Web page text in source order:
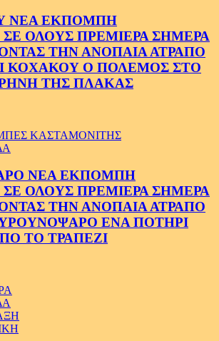
ΝΕΑ ΕΚΠΟΜΠΗ
ΟΛΟΥΣ ΠΡΕΜΙΕΡΑ ΣΗΜΕΡΑ
ΤΗΝ ΑΝΟΠΑΙΑ ΑΤΡΑΠΟ
ΚΟΧΑΚΟΥ Ο ΠΟΛΕΜΟΣ ΣΤΟ
ΤΗΣ ΠΛΑΚΑΣ
ΚΑΣΤΑΜΟΝΙΤΗΣ
ΝΕΑ ΕΚΠΟΜΠΗ
ΟΛΟΥΣ ΠΡΕΜΙΕΡΑ ΣΗΜΕΡΑ
ΤΗΝ ΑΝΟΠΑΙΑ ΑΤΡΑΠΟ
ΕΝΑ ΠΟΤΗΡΙ
ΤΟ ΤΡΑΠΕΖΙ